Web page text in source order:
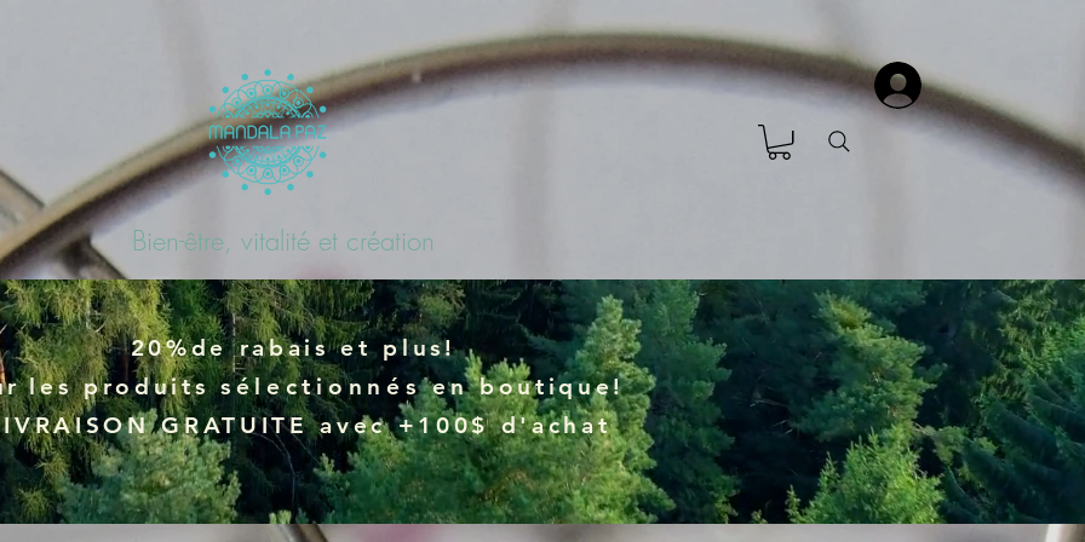
Bien-être, vitalité et création
20%de rabais et plus!
les produitssélectionnésen boutique!
GRATUITE avec +100$ d'achat